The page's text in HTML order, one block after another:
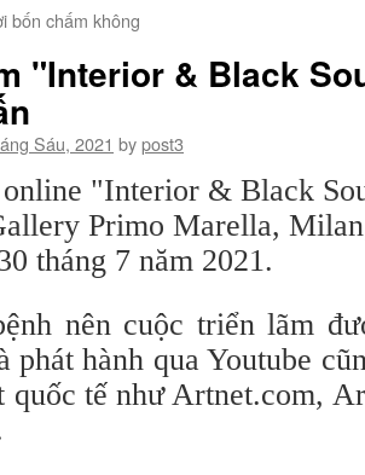
bốn chấm không
"Interior & Black
Sáu, 2021 bypost3
"Interior & Black
Primo Marella,
tháng 7 năm 2021.
nên cuộc triển lãm
phát hành qua Youtube
quốc tế như Artnet.com,